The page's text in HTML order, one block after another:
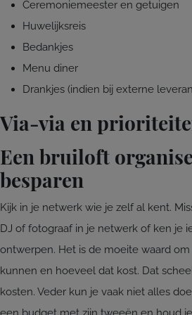
Ceremoniemeester en getuigen
Huwelijksreis
Bedankjes
Menu diner
Drankjes (indien bij externe
Via-via en
Een bruiloft
besparen
Kijk in je netwerk wie je zelf al kent.
DJ of fotograaf in je netwerk of ken je
ontwerpen. Het is de moeite waard
kunnen en hoeveel dat kost. Dat
kosten. Veder kun je vaak niet alles